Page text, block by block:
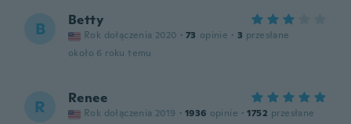
B Betty
Rok dołączenia 2020 · 73 opinie · 3 przesłane
około 6 roku temu
R Renee
Rok dołączenia 2019 · 1936 opinie · 1752 przesłane